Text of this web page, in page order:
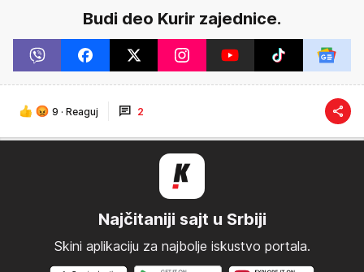
Budi deo Kurir zajednice.
9 · Reaguj 2
Najčitaniji sajt u Srbiji
Skini aplikaciju za najbolje iskustvo portala.